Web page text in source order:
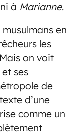
à Marianne.
en
les
on voit
ses
de
d’une
comme un